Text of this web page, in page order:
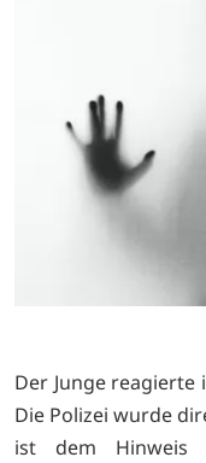
Der Junge
Die Polizei wurde
ist dem Hinweis